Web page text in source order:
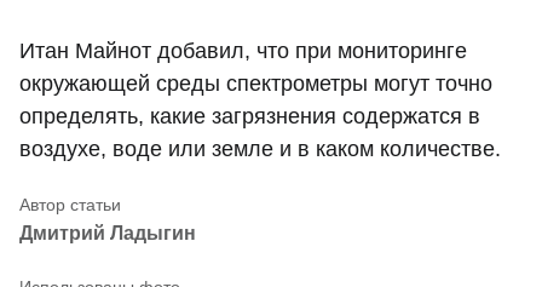
Итан Майнот добавил, что при мониторинге
окружающей среды спектрометры могут точно
определять, какие загрязнения содержатся в
воздухе, воде или земле и в каком количестве.
Дмитрий Ладыгин